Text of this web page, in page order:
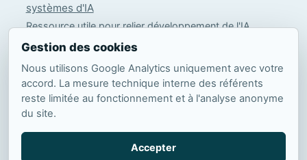
systèmes d'IA
Ressource utile pour relier développement de l'IA,
conformité au RGPD, documentation, maîtrise des
données et responsabilité des organisations.
ANSSI, recommandations de sécurité pour un système
d'IA générative
Guide opérationnel pour aborder les risques de sécurité,
les dépendances techniques et les mesures de protection
associées aux systèmes d'IA générative.
Gestion des cookies
Nous utilisons Google Analytics uniquement avec votre
accord. La mesure technique interne des référents
reste limitée au fonctionnement et à l'analyse anonyme
du site.
Accepter